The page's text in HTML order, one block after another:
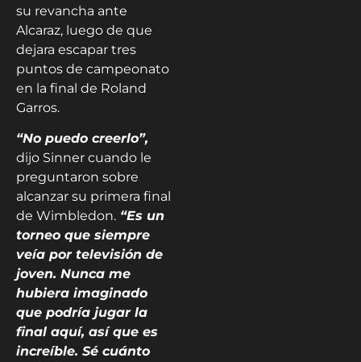
su revancha ante
Alcaraz, luego de que
dejara escapar tres
puntos de campeonato
en la final de Roland
Garros.
“No puedo creerlo”,
dijo Sinner cuando le
preguntaron sobre
alcanzar su primera final
de Wimbledon. “Es un
torneo que siempre
veía por televisión de
joven. Nunca me
hubiera imaginado
que podría jugar la
final aquí, así que es
increíble. Sé cuánto